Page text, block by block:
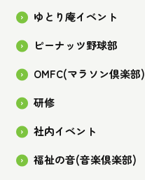
ゆとり庵イベント
ピーナッツ野球部
OMFC(マラソン倶楽部)
研修
社内イベント
福祉の音(音楽倶楽部)